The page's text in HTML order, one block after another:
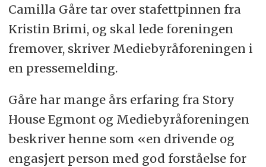
Camilla Gåre tar over stafettpinnen fra
Kristin Brimi, og skal lede foreningen
fremover, skriver Mediebyråforeningen i
en pressemelding.
Gåre har mange års erfaring fra Story
House Egmont og Mediebyråforeningen
beskriver henne som «en drivende og
engasjert person med god forståelse for